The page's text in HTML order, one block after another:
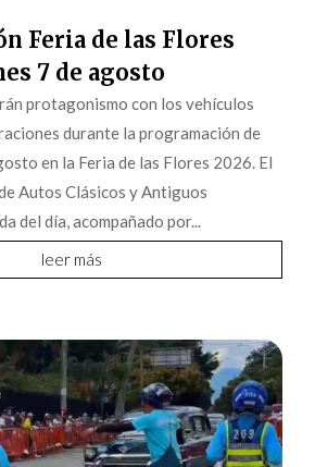
Feria de las Flores
7 de agosto
protagonismo con los vehículos
durante la programación de
en la Feria de las Flores 2026. El
Autos Clásicos y Antiguos
del día, acompañado por...
leer más